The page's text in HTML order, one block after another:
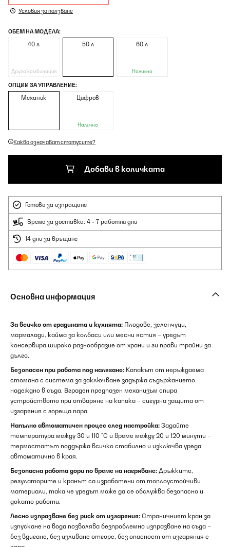
Условия за ползване
ОБЕМ НА МОДЕЛА:
40 л
Друга комбинация
50 л 60 л
Налично
ОПЦИИ ЗА УПРАВЛЕНИЕ:
Механик Цифров
Налично
Какво означават статусите?
Добави в количката
Готово за изпращане
Време за доставка: 4 - 7 работни дни
14 дни за връщане
Основна информация
За всичко от градината и кухнята: Плодове, зеленчуци,
мармалади, кайма за колбаси или месни ястия – уредът
консервира широко разнообразие от храни и ги прави трайни за
дълго.
Безопасен при работа под налягане: Капакът от неръждаема
стомана с система за заключване задържа съдържанието
надеждно в съда. Вграден предпазен механизъм спира
устройството при отваряне на капака – сигурна защита от
изгаряния с гореща пара.
Напълно автоматичен процес след настройка: Задайте
температура между 30 и 110 °C и време между 20 и 120 минути –
термостатът поддържа всичко стабилно и изключва уреда
автоматично в края.
Безопасна работа дори по време на нагряване: Дръжките,
регулаторите и кранът са изработени от топлоустойчиви
материали, така че уредът може да се обслужва безопасно и
докато работи.
Лесно изпразване без риск от изгаряния: Страничният кран за
изпускане на вода позволява безпроблемно изпразване на съда –
без вдигане, без изливане отгоре, без опасност от изгаряния с